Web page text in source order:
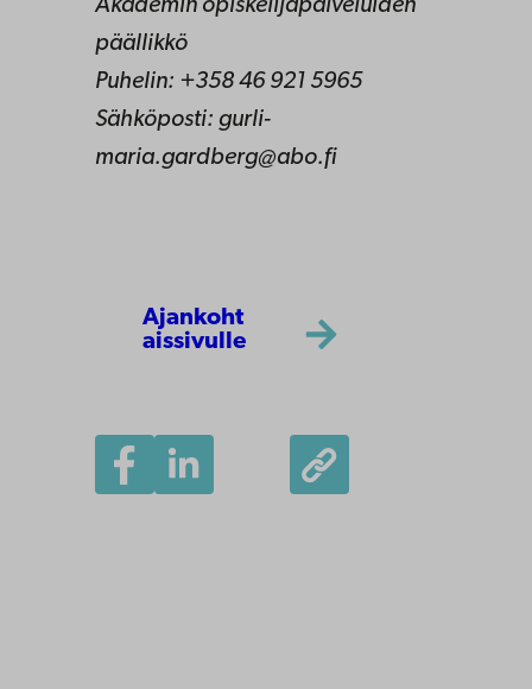
Akademin opiskelijapalveluiden
päällikkö
Puhelin: +358 46 921 5965
Sähköposti: gurli-
maria.gardberg@abo.fi
Ajankoht
aissivulle